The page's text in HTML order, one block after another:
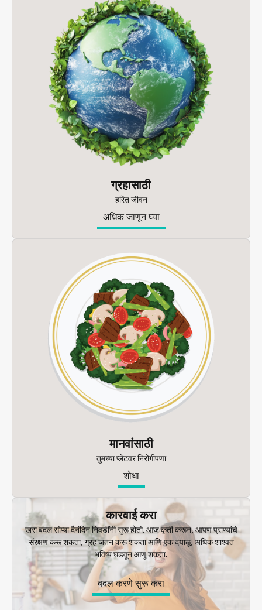
ग्रहासाठी
हरित जीवन
अधिक जाणून घ्या
मानवांसाठी
तुमच्या प्लेटवर निरोगीपणा
शोधा
कारवाई करा
खरा बदल सोप्या दैनंदिन निवडींनी सुरू होतो. आज कृती करून, आपण प्राण्यांचे
संरक्षण करू शकता, ग्रह जतन करू शकता आणि एक दयाळू, अधिक शाश्वत
भविष्य घडवून आणू शकता.
बदल करणे सुरू करा